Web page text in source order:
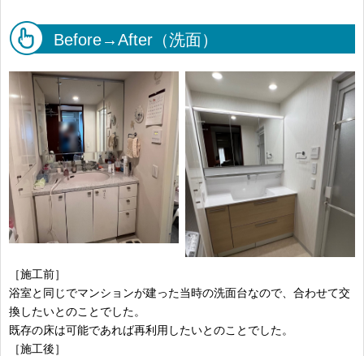
Before→After（洗面）
［施工前］
浴室と同じでマンションが建った当時の洗面台なので、合わせて交
換したいとのことでした。
既存の床は可能であれば再利用したいとのことでした。
［施工後］